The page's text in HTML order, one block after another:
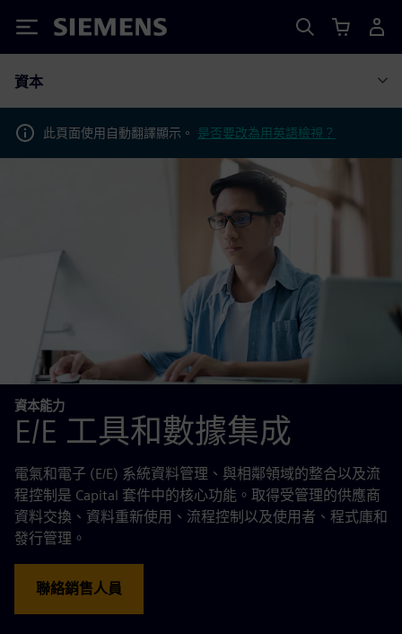
Siemens
資本
此頁面使用自動翻譯顯示。 是否要改為用英語檢視？
資本能力
E/E 工具和數據集成
電氣和電子 (E/E) 系統資料管理、與相鄰領域的整合以及流
程控制是 Capital 套件中的核心功能。取得受管理的供應商
資料交換、資料重新使用、流程控制以及使用者、程式庫和
發行管理。
聯絡銷售人員